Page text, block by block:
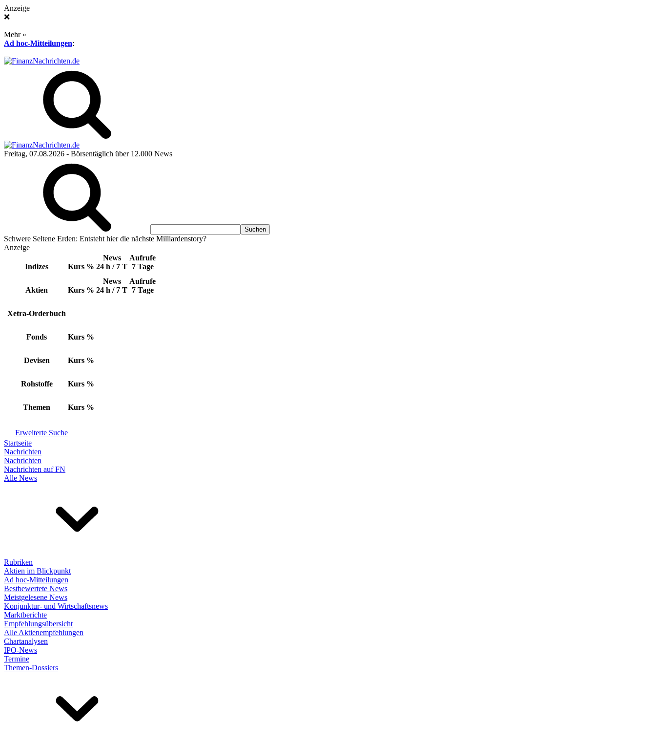
Anzeige
❌
Mehr »
Ad hoc-Mitteilungen:
Freitag, 07.08.2026 - Börsentäglich über 12.000 News
Schwere Seltene Erden: Entsteht hier die nächste Milliardenstory?
Anzeige
Indizes Kurs %
News
24 h / 7 T
Aufrufe
7 Tage
Aktien Kurs %
News
24 h / 7 T
Aufrufe
7 Tage
Xetra-Orderbuch
Fonds Kurs %
Devisen Kurs %
Rohstoffe Kurs %
Themen Kurs %
Erweiterte Suche
Startseite
Nachrichten
Nachrichten
Nachrichten auf FN
Alle News
Rubriken
Aktien im Blickpunkt
Ad hoc-Mitteilungen
Bestbewertete News
Meistgelesene News
Konjunktur- und Wirtschaftsnews
Marktberichte
Empfehlungsübersicht
Alle Aktienempfehlungen
Chartanalysen
IPO-News
Termine
Themen-Dossiers